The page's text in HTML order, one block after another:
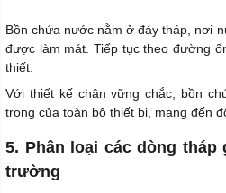
Bồn chứa nước nằm ở đáy tháp, nơi
được làm mát. Tiếp tục theo đường
thiết.
Với thiết kế chân vững chắc, bồn
trọng của toàn bộ thiết bị, mang đến
5. Phân loại các dòng tháp
trường